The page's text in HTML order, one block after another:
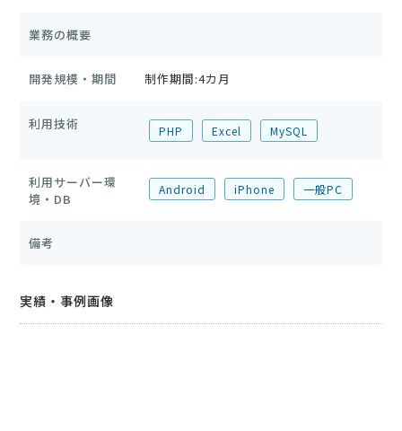
業務の概要
開発規模・期間 制作期間:4カ月
利用技術 PHP Excel MySQL
利用サーバー環
境・DB
Android iPhone 一般PC
備考
実績・事例画像